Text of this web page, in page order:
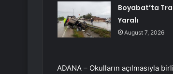
Boyabat’ta
Yaralı
August 7, 2026
ADANA – Okulların açılmasıyla